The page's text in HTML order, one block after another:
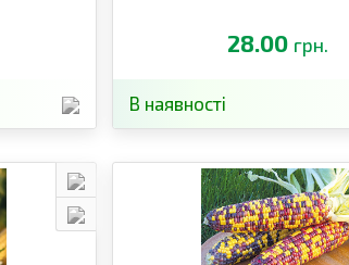
28.00 грн.
В наявності